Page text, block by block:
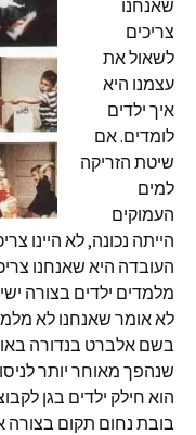
שאנחנו
צריכים
לשאול את
עצמנו היא
איך ילדים
לומדים. אם
שיטת הזריקה
למים
העמוקים
הייתה נכונה, לא היינו
העובדה היא שאנחנו
מלמדים ילדים בצורה
בשם אלברט בנדורה
שנהפך מאוחר יותר
הוא חילק ילדים בגן
בובת נחום תקום בצורה